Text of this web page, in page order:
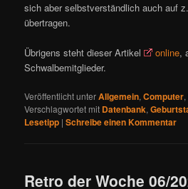
sich aber selbstverständlich auch auf
übertragen.
Übrigens steht dieser Artikel online,
Schwalbemitglieder.
Veröffentlicht unterAllgemein,Computer,
Verschlagwortet mit Datenbank,
Lesetipp |Schreibe einen Kommentar
Retro der Woche 06/